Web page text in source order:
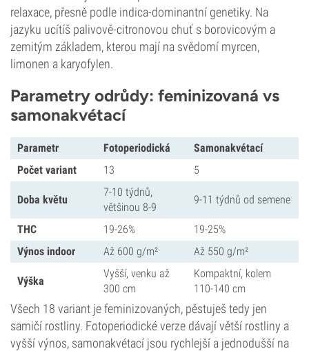
relaxace, přesně podle indica-dominantní genetiky. Na
jazyku ucítíš palivově-citronovou chuť s borovicovým a
zemitým základem, kterou mají na svědomí myrcen,
limonen a karyofylen.
Parametry odrůdy: feminizovaná vs
samonakvétací
Parametr Fotoperiodická
Samonakvétací
Počet variant
13 5
Doba květu
7-10 týdnů,
většinou 8-9
9-11 týdnů od semene
THC 19-26%
19-25%
Výnos indoor
Až 600 g/m² Až 550 g/m²
Výška
Vyšší, venku až
300 cm
Kompaktní, kolem
110-140 cm
Všech 18 variant je feminizovaných, pěstuješ tedy jen
samičí rostliny. Fotoperiodické verze dávají větší rostliny a
vyšší výnos, samonakvétací jsou rychlejší a jednodušší na